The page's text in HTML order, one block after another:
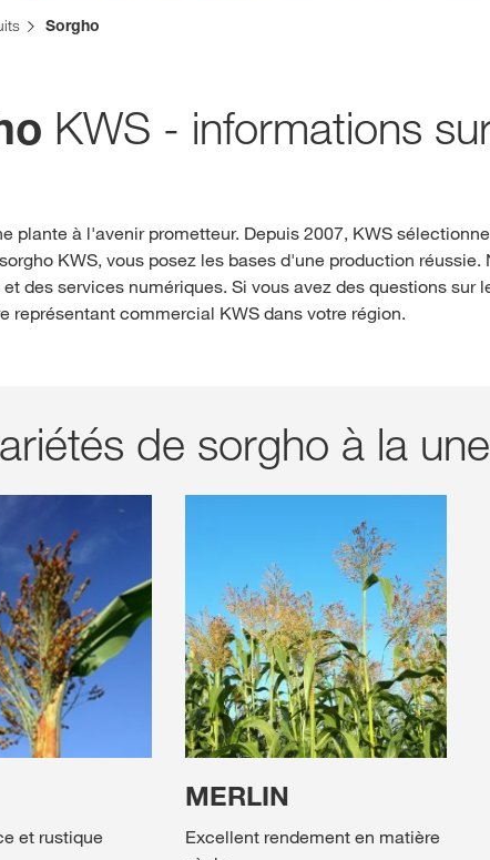
Sorgho
KWS - informations
plante à l'avenir prometteur. Depuis 2007, KWS
KWS, vous posez les bases d'une production
des services numériques. Si vous avez des questions
représentant commercial KWS dans votre région.
de sorgho à la une
et rustique
MERLIN
Excellent rendement en matière